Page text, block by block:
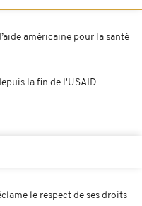
américaine pour la santé
la fin de l'USAID
le respect de ses droits